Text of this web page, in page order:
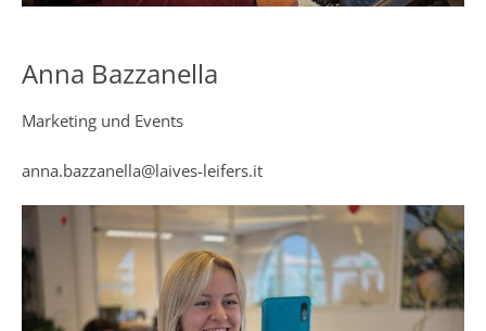
Anna Bazzanella
Marketing und Events
anna.bazzanella@laives-leifers.it